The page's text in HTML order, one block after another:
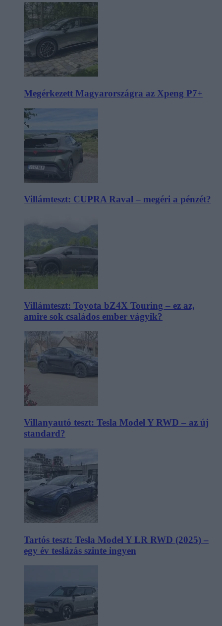
Megérkezett Magyarországra az Xpeng P7+
Villámteszt: CUPRA Raval – megéri a pénzét?
Villámteszt: Toyota bZ4X Touring – ez az,
amire sok családos ember vágyik?
Villanyautó teszt: Tesla Model Y RWD – az új
standard?
Tartós teszt: Tesla Model Y LR RWD (2025) –
egy év teslázás szinte ingyen